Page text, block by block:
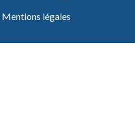
Mentions légales